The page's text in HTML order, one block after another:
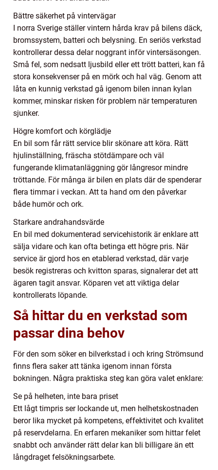
Bättre säkerhet på vintervägar
I norra Sverige ställer vintern hårda krav på bilens däck,
bromssystem, batteri och belysning. En seriös verkstad
kontrollerar dessa delar noggrant inför vintersäsongen.
Små fel, som nedsatt ljusbild eller ett trött batteri, kan få
stora konsekvenser på en mörk och hal väg. Genom att
låta en kunnig verkstad gå igenom bilen innan kylan
kommer, minskar risken för problem när temperaturen
sjunker.
Högre komfort och körglädje
En bil som får rätt service blir skönare att köra. Rätt
hjulinställning, fräscha stötdämpare och väl
fungerande klimatanläggning gör långresor mindre
tröttande. För många är bilen en plats där de spenderar
flera timmar i veckan. Att ta hand om den påverkar
både humör och ork.
Starkare andrahandsvärde
En bil med dokumenterad servicehistorik är enklare att
sälja vidare och kan ofta betinga ett högre pris. När
service är gjord hos en etablerad verkstad, där varje
besök registreras och kvitton sparas, signalerar det att
ägaren tagit ansvar. Köparen vet att viktiga delar
kontrollerats löpande.
Så hittar du en verkstad som
passar dina behov
För den som söker en bilverkstad i och kring Strömsund
finns flera saker att tänka igenom innan första
bokningen. Några praktiska steg kan göra valet enklare:
Se på helheten, inte bara priset
Ett lågt timpris ser lockande ut, men helhetskostnaden
beror lika mycket på kompetens, effektivitet och kvalitet
på reservdelarna. En erfaren mekaniker som hittar felet
snabbt och använder rätt delar kan bli billigare än ett
långdraget felsökningsarbete.